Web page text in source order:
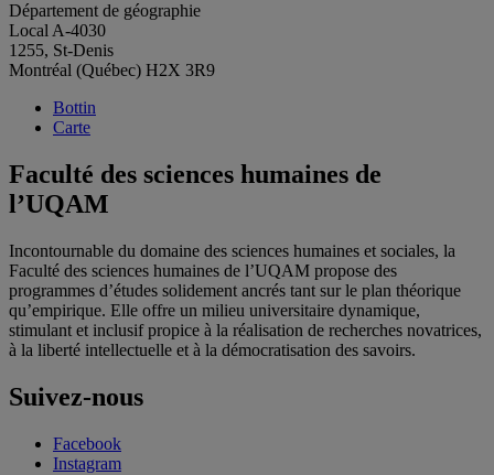
Département de géographie
Local A-4030
1255, St-Denis
Montréal (Québec) H2X 3R9
Bottin
Carte
Faculté des sciences humaines de
l’UQAM
Incontournable du domaine des sciences humaines et sociales, la
Faculté des sciences humaines de l’UQAM propose des
programmes d’études solidement ancrés tant sur le plan théorique
qu’empirique. Elle offre un milieu universitaire dynamique,
stimulant et inclusif propice à la réalisation de recherches novatrices,
à la liberté intellectuelle et à la démocratisation des savoirs.
Suivez-nous
Facebook
Instagram